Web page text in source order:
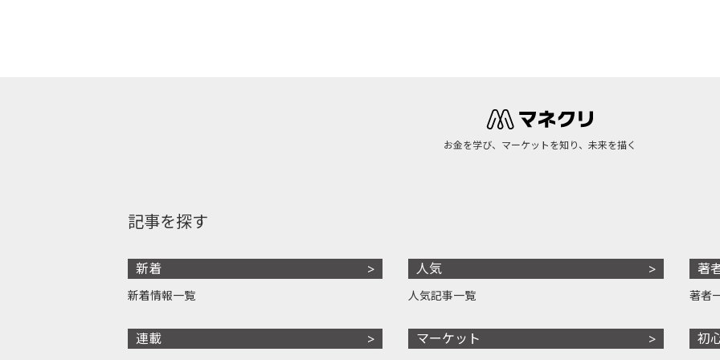
お金を学び、マーケットを知り、未来を描く
記事を探す
新着
新着情報一覧
連載
人気
人気記事一覧
マーケット
著
著者
初